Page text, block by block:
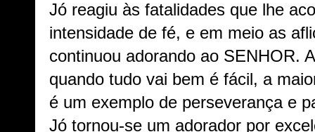
Jó reagiu às fatalidades que lhe
intensidade de fé, e em meio as
continuou adorando ao SENHOR.
quando tudo vai bem é fácil, a
é um exemplo de perseverança e
Jó tornou-se um adorador por